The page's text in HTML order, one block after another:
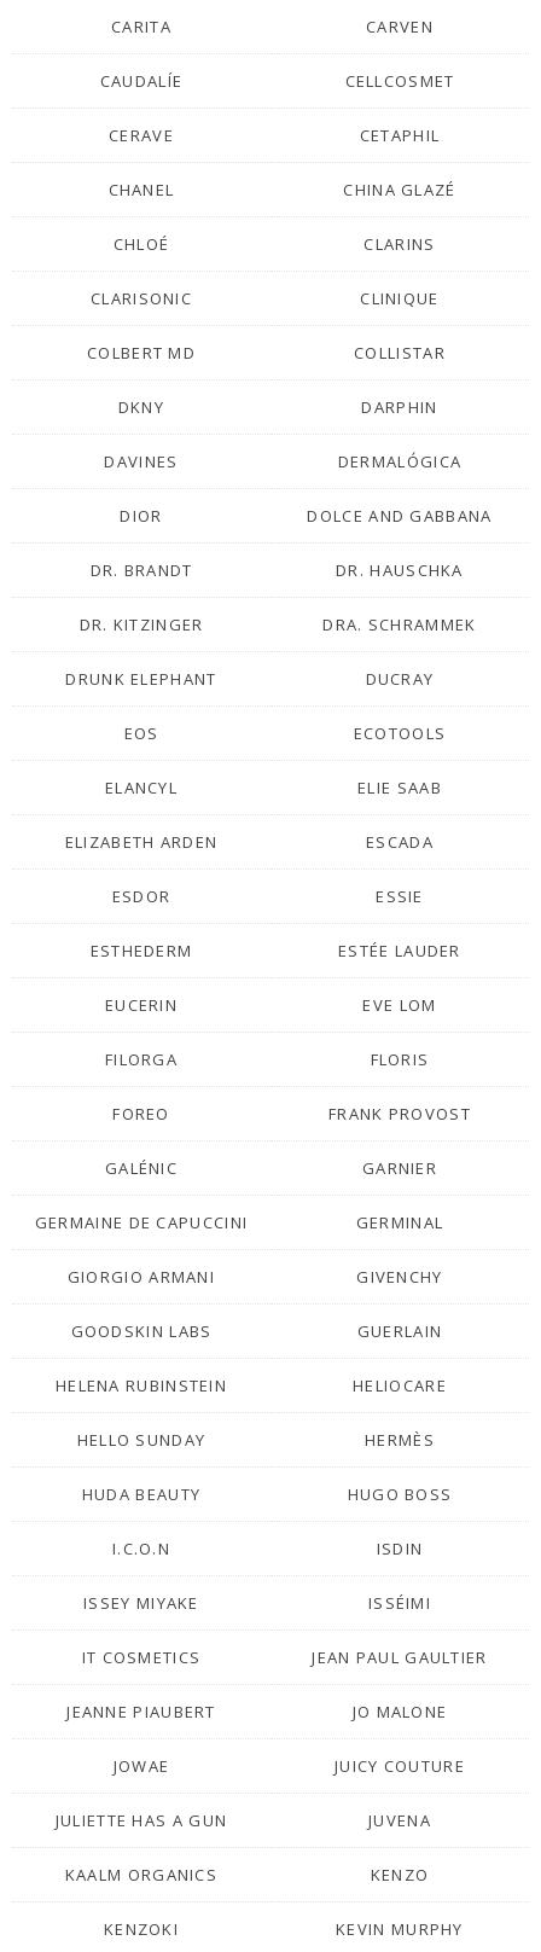
CARITA CARVEN
CAUDALÍE CELLCOSMET
CERAVE CETAPHIL
CHANEL CHINA GLAZÉ
CHLOÉ CLARINS
CLARISONIC CLINIQUE
COLBERT MD COLLISTAR
DKNY DARPHIN
DAVINES DERMALÓGICA
DIOR DOLCE AND GABBANA
DR. BRANDT DR. HAUSCHKA
DR. KITZINGER DRA. SCHRAMMEK
DRUNK ELEPHANT DUCRAY
EOS ECOTOOLS
ELANCYL ELIE SAAB
ELIZABETH ARDEN ESCADA
ESDOR ESSIE
ESTHEDERM ESTÉE LAUDER
EUCERIN EVE LOM
FILORGA FLORIS
FOREO FRANK PROVOST
GALÉNIC GARNIER
GERMAINE DE CAPUCCINI GERMINAL
GIORGIO ARMANI GIVENCHY
GOODSKIN LABS GUERLAIN
HELENA RUBINSTEIN HELIOCARE
HELLO SUNDAY HERMÈS
HUDA BEAUTY HUGO BOSS
I.C.O.N ISDIN
ISSEY MIYAKE ISSÉIMI
IT COSMETICS JEAN PAUL GAULTIER
JEANNE PIAUBERT JO MALONE
JOWAE JUICY COUTURE
JULIETTE HAS A GUN JUVENA
KAALM ORGANICS KENZO
KENZOKI KEVIN MURPHY